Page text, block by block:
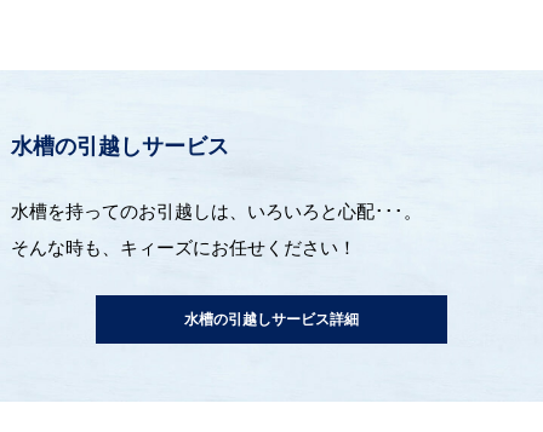
水槽の引越しサービス
水槽を持ってのお引越しは、いろいろと心配･･･。
そんな時も、キィーズにお任せください！
水槽の引越しサービス詳細